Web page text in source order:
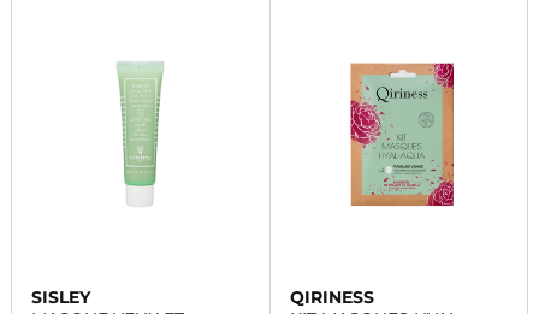
SISLEY
QIRINESS